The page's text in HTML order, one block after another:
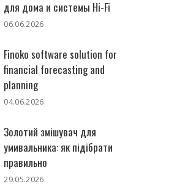
для дома и системы Hi-Fi
06.06.2026
Finoko software solution for
financial forecasting and
planning
04.06.2026
Золотий змішувач для
умивальника: як підібрати
правильно
29.05.2026